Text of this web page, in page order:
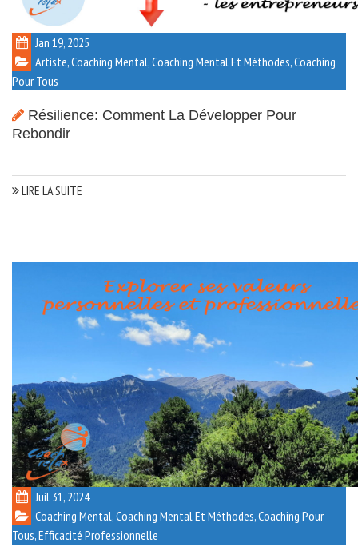
Jan 19, 2025
Artiste,Coaching Mental,Coaching Mental Et Méthodes,Coaching
Pour Tous
Résilience: Comment La Développer Pour
Rebondir
LIRE LA SUITE
Juil 31, 2024
Coaching Mental,Coaching Mental Et Méthodes,Coaching Pour
Tous,Efficacité Professionnelle